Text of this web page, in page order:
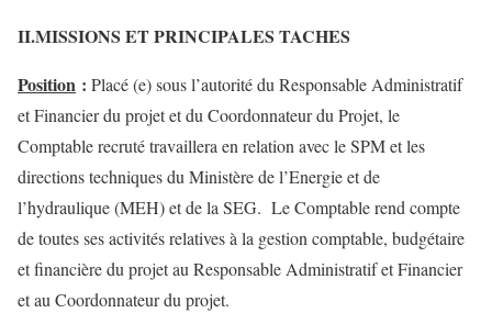
II.MISSIONS ET PRINCIPALES TACHES
Position : Placé (e) sous l’autorité du Responsable Administratif
et Financier du projet et du Coordonnateur du Projet, le
Comptable recruté travaillera en relation avec le SPM et les
directions techniques du Ministère de l’Energie et de
l’hydraulique (MEH) et de la SEG. Le Comptable rend compte
de toutes ses activités relatives à la gestion comptable, budgétaire
et financière du projet au Responsable Administratif et Financier
et au Coordonnateur du projet.